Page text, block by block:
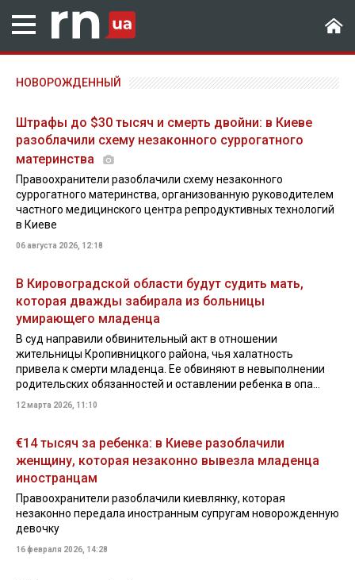
НОВОРОЖДЕННЫЙ
Штрафы до $30 тысяч и смерть двойни: в Киеве
разоблачили схему незаконного суррогатного
материнства
Правоохранители разоблачили схему незаконного
суррогатного материнства, организованную руководителем
частного медицинского центра репродуктивных технологий
в Киеве
06 августа 2026, 12:18
В Кировоградской области будут судить мать,
которая дважды забирала из больницы
умирающего младенца
В суд направили обвинительный акт в отношении
жительницы Кропивницкого района, чья халатность
привела к смерти младенца. Ее обвиняют в невыполнении
родительских обязанностей и оставлении ребенка в опа...
12 марта 2026, 11:10
€14 тысяч за ребенка: в Киеве разоблачили
женщину, которая незаконно вывезла младенца
иностранцам
Правоохранители разоблачили киевлянку, которая
незаконно передала иностранным супругам новорожденную
девочку
16 февраля 2026, 14:28